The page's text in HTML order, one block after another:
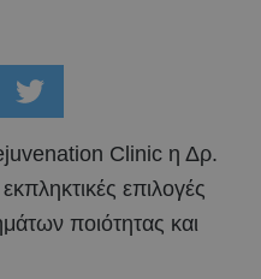
Clinic η Δρ.
επιλογές
ποιότητας και